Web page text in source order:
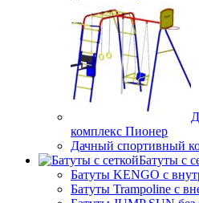
комплекс Пионер
Дачный спортивный
Батуты с
Батуты KENGO с
Батуты Trampoline с